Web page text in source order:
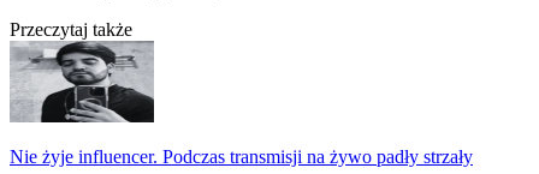
Przeczytaj także
Nie żyje influencer. Podczas transmisji na żywo padły strzały